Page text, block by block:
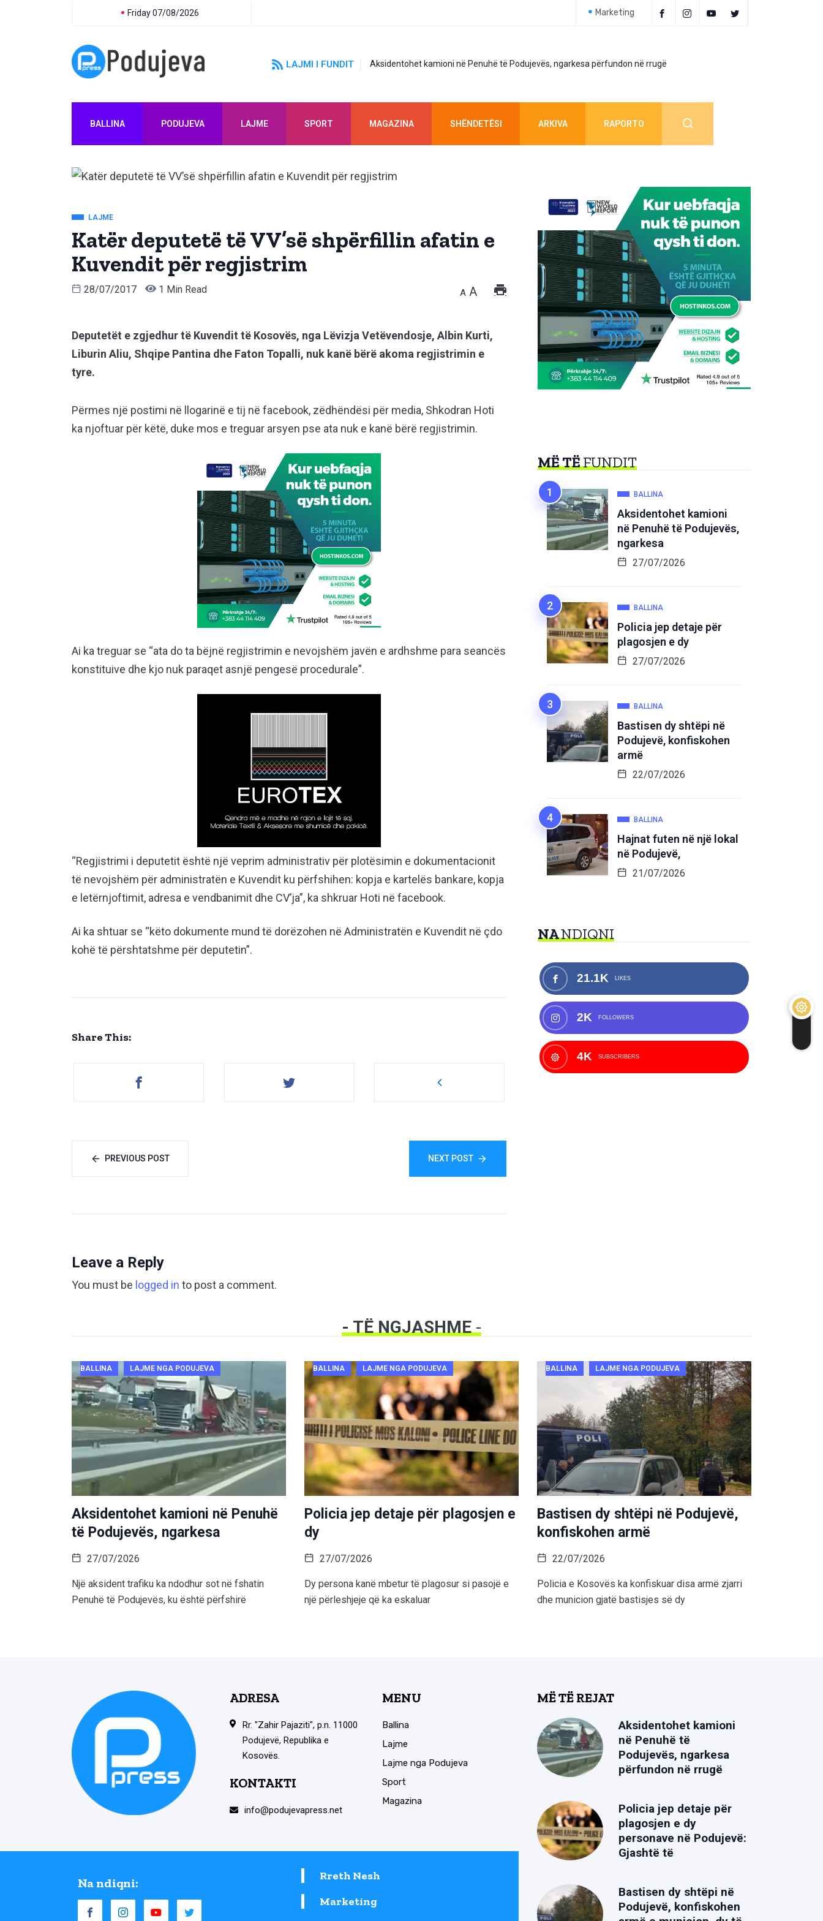
Friday 07/08/2026 Marketing
LAJMI I FUNDIT Aksidentohet kamioni në Penuhë të Podujevës, ngarkesa përfundon në rrugë
BALLINA PODUJEVA LAJME SPORT MAGAZINA SHËNDETËSI ARKIVA RAPORTO
LAJME
Katër deputetë të VV’së shpërfillin afatin e
Kuvendit për regjistrim
28/07/2017 1 Min Read A A
Deputetët e zgjedhur të Kuvendit të Kosovës, nga Lëvizja Vetëvendosje, Albin Kurti,
Liburin Aliu, Shqipe Pantina dhe Faton Topalli, nuk kanë bërë akoma regjistrimin e
tyre.
Përmes një postimi në llogarinë e tij në facebook, zëdhëndësi për media, Shkodran Hoti
ka njoftuar për këtë, duke mos e treguar arsyen pse ata nuk e kanë bërë regjistrimin.
Ai ka treguar se “ata do ta bëjnë regjistrimin e nevojshëm javën e ardhshme para seancës
konstituive dhe kjo nuk paraqet asnjë pengesë procedurale”.
“Regjistrimi i deputetit është një veprim administrativ për plotësimin e dokumentacionit
të nevojshëm për administratën e Kuvendit ku përfshihen: kopja e kartelës bankare, kopja
e letërnjoftimit, adresa e vendbanimit dhe CV’ja”, ka shkruar Hoti në facebook.
Ai ka shtuar se “këto dokumente mund të dorëzohen në Administratën e Kuvendit në çdo
kohë të përshtatshme për deputetin”.
Share This:
PREVIOUS POST NEXT POST
Leave a Reply
You must be logged in to post a comment.
MË TËFUNDIT
BALLINA
Aksidentohet kamioni
në Penuhë të Podujevës,
ngarkesa
27/07/2026
BALLINA
Policia jep detaje për
plagosjen e dy
27/07/2026
BALLINA
Bastisen dy shtëpi në
Podujevë, konfiskohen
armë
22/07/2026
BALLINA
Hajnat futen në një lokal
në Podujevë,
21/07/2026
NANDIQNI
21.1K LIKES
2K FOLLOWERS
4K SUBSCRIBERS
- TË NGJASHME-
BALLINA LAJME NGA PODUJEVA
Aksidentohet kamioni në Penuhë
të Podujevës, ngarkesa
27/07/2026
Një aksident trafiku ka ndodhur sot në fshatin
Penuhë të Podujevës, ku është përfshirë
BALLINA LAJME NGA PODUJEVA
Policia jep detaje për plagosjen e
dy
27/07/2026
Dy persona kanë mbetur të plagosur si pasojë e
një përleshjeje që ka eskaluar
BALLINA LAJME NGA PODUJEVA
Bastisen dy shtëpi në Podujevë,
konfiskohen armë
22/07/2026
Policia e Kosovës ka konfiskuar disa armë zjarri
dhe municion gjatë bastisjes së dy
ADRESA
Rr. "Zahir Pajaziti", p.n. 11000
Podujevë, Republika e
Kosovës.
KONTAKTI
info@podujevapress.net
MENU
Ballina
Lajme
Lajme nga Podujeva
Sport
Magazina
Na ndiqni:
Rreth Nesh
Marketing
MË TË REJAT
Aksidentohet kamioni
në Penuhë të
Podujevës, ngarkesa
përfundon në rrugë
Policia jep detaje për
plagosjen e dy
personave në Podujevë:
Gjashtë të
Bastisen dy shtëpi në
Podujevë, konfiskohen